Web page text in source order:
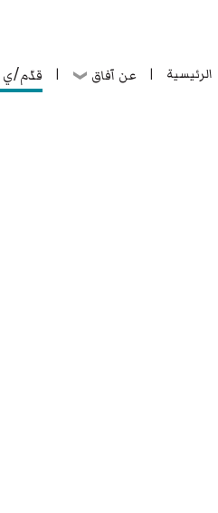
الرئيسية | عن آفاق | قدّم/ي